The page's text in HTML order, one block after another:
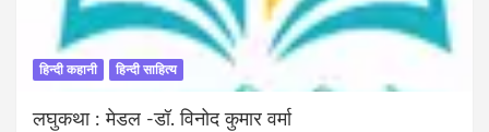
हिन्दी कहानी हिन्दी साहित्य
लघुकथा : मेडल -डॉ. विनोद कुमार वर्मा